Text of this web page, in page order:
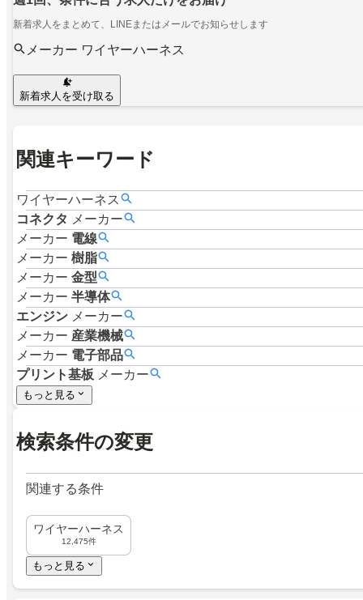
新着求人をまとめて、LINEまたはメールでお知らせします
メーカー ワイヤーハーネス
新着求人を受け取る
関連キーワード
ワイヤーハーネス
コネクタ メーカー
メーカー 電線
メーカー 樹脂
メーカー 金型
メーカー 半導体
エンジン メーカー
メーカー 産業機械
メーカー 電子部品
プリント基板 メーカー
もっと見る
検索条件の変更
関連する条件
ワイヤーハーネス
12,475件
もっと見る